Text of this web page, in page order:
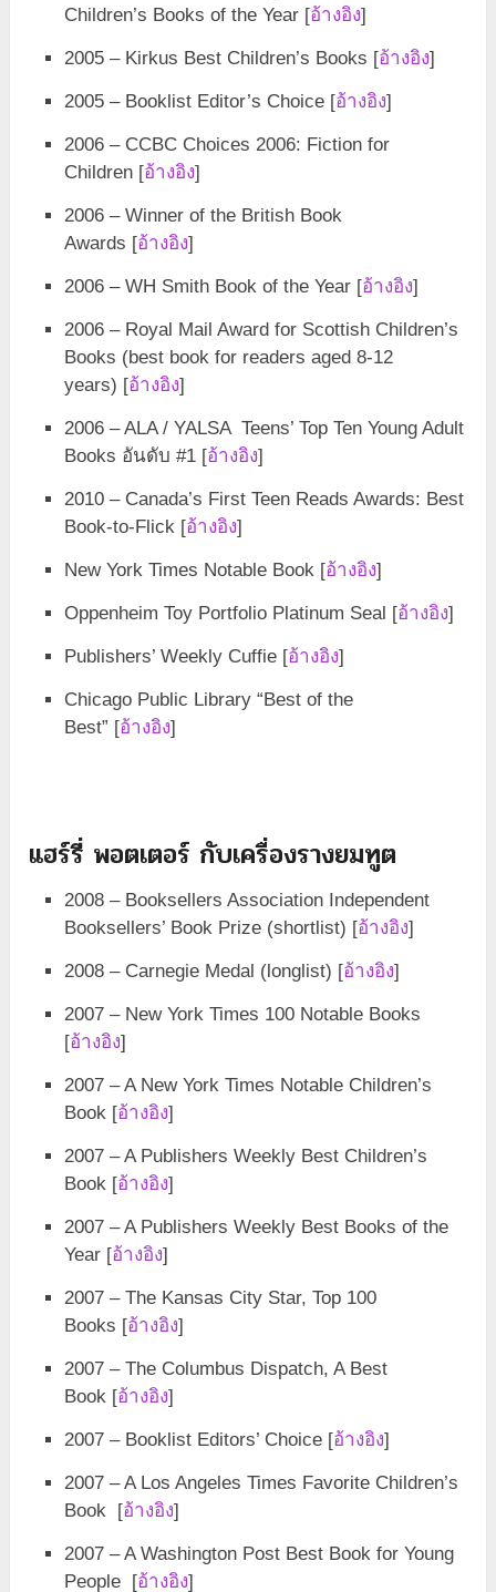
Children’s Books of the Year [อ้างอิง]
2005 – Kirkus Best Children’s Books [อ้างอิง]
2005 – Booklist Editor’s Choice [อ้างอิง]
2006 – CCBC Choices 2006: Fiction for
Children [อ้างอิง]
2006 – Winner of the British Book
Awards [อ้างอิง]
2006 – WH Smith Book of the Year [อ้างอิง]
2006 – Royal Mail Award for Scottish Children’s
Books (best book for readers aged 8-12
years) [อ้างอิง]
2006 – ALA / YALSA Teens’ Top Ten Young Adult
Books อันดับ #1 [อ้างอิง]
2010 – Canada’s First Teen Reads Awards: Best
Book-to-Flick [อ้างอิง]
New York Times Notable Book [อ้างอิง]
Oppenheim Toy Portfolio Platinum Seal [อ้างอิง]
Publishers’ Weekly Cuffie [อ้างอิง]
Chicago Public Library “Best of the
Best” [อ้างอิง]
แฮร์รี่ พอตเตอร์ กับเครื่องรางยมทูต
2008 – Booksellers Association Independent
Booksellers’ Book Prize (shortlist) [อ้างอิง]
2008 – Carnegie Medal (longlist) [อ้างอิง]
2007 – New York Times 100 Notable Books
[อ้างอิง]
2007 – A New York Times Notable Children’s
Book [อ้างอิง]
2007 – A Publishers Weekly Best Children’s
Book [อ้างอิง]
2007 – A Publishers Weekly Best Books of the
Year [อ้างอิง]
2007 – The Kansas City Star, Top 100
Books [อ้างอิง]
2007 – The Columbus Dispatch, A Best
Book [อ้างอิง]
2007 – Booklist Editors’ Choice [อ้างอิง]
2007 – A Los Angeles Times Favorite Children’s
Book [อ้างอิง]
2007 – A Washington Post Best Book for Young
People [อ้างอิง]